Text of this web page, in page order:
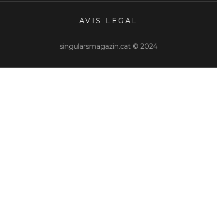
AVIS LEGAL
singularsmagazin.cat © 2024